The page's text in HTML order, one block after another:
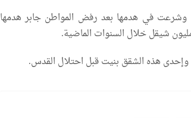
وشرعت في هدمها بعد رفض المواطن جابر هدمها
شيقل خلال السنوات الماضية.
وإحدى هذه الشقق بنيت قبل احتلال القدس.